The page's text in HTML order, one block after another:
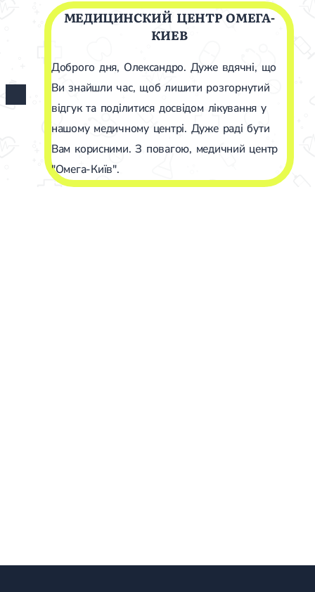
МЕДИЦИНСКИЙ ЦЕНТР ОМЕГА-
КИЕВ
Доброго дня, Олександро. Дуже вдячні, що
Ви знайшли час, щоб лишити розгорнутий
відгук та поділитися досвідом лікування у
нашому медичному центрі. Дуже раді бути
Вам корисними. З повагою, медичний центр
"Омега-Київ".